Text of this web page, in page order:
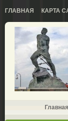
ГЛАВНАЯ КАРТА
Главная